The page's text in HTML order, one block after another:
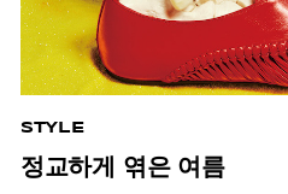
STYLE
정교하게 엮은 여름